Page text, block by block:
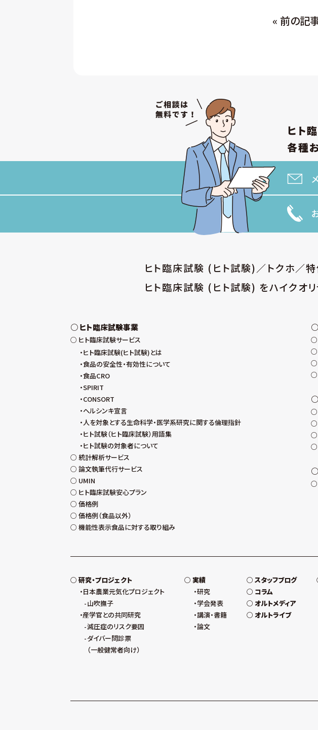
« 前の記
ヒト
各種
ヒト臨床試験 (ヒト試験)／トクホ／
ヒト臨床試験 (ヒト試験) をハイクオ
ヒト臨床試験事業
ヒト臨床試験サービス
ヒト臨床試験(ヒト試験)とは
食品の安全性・有効性について
食品CRO
SPIRIT
CONSORT
ヘルシンキ宣言
人を対象とする生命科学・医学系研究に関する倫理指針
ヒト試験（ヒト臨床試験）用語集
ヒト試験の対象者について
統計解析サービス
論文執筆代行サービス
UMIN
ヒト臨床試験安心プラン
価格例
価格例（食品以外）
機能性表示食品に対する取り組み
研究・プロジェクト
日本農業元気化プロジェクト
山吹撫子
産学官との共同研究
減圧症のリスク要因
ダイバー問診票
（一般健常者向け）
実績
研究
学会発表
講演・書籍
論文
スタッフブログ
コラム
オルトメディア
オルトライブ